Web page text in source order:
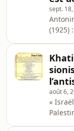
sept.
(1925)
un
Atelier
gens
de ce
sont
août 6,
«